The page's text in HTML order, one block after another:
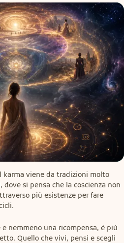
karma viene da tradizioni molto
si pensa che la coscienza non
più esistenze per fare
nemmeno una ricompensa, è più
Quello che vivi, pensi e scegli